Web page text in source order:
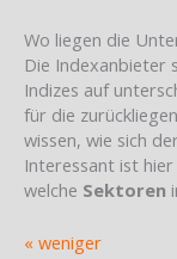
Wo liegen die
Die Indexanbieter
Indizes auf
für die
wissen, wie sich
Interessant ist hier
welche Sektoren
« weniger